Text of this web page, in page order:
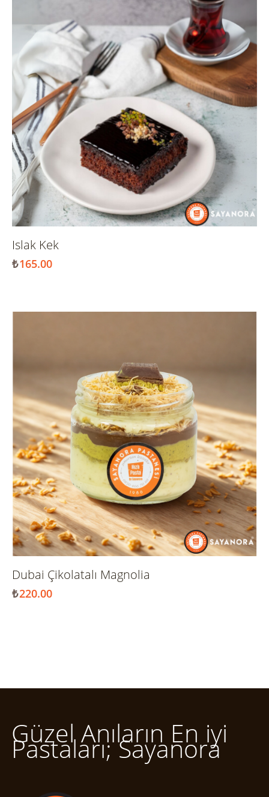
Islak Kek
₺165.00
Dubai Çikolatalı Magnolia
₺220.00
Güzel Anıların En iyi
Pastaları; Sayanora